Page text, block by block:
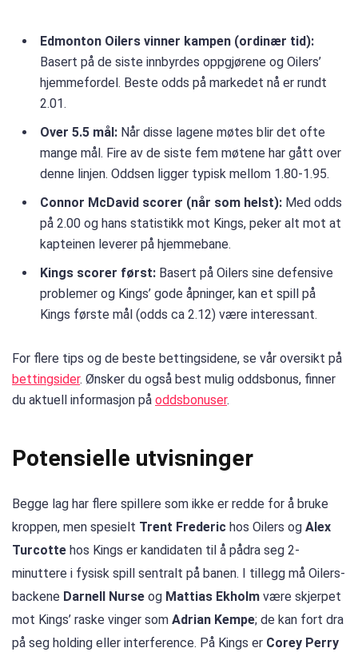
Edmonton Oilers vinner kampen (ordinær tid):
Basert på de siste innbyrdes oppgjørene og Oilers’
hjemmefordel. Beste odds på markedet nå er rundt
2.01.
Over 5.5 mål: Når disse lagene møtes blir det ofte
mange mål. Fire av de siste fem møtene har gått over
denne linjen. Oddsen ligger typisk mellom 1.80-1.95.
Connor McDavid scorer (når som helst): Med odds
på 2.00 og hans statistikk mot Kings, peker alt mot at
kapteinen leverer på hjemmebane.
Kings scorer først: Basert på Oilers sine defensive
problemer og Kings’ gode åpninger, kan et spill på
Kings første mål (odds ca 2.12) være interessant.
For flere tips og de beste bettingsidene, se vår oversikt på
bettingsider. Ønsker du også best mulig oddsbonus, finner
du aktuell informasjon på oddsbonuser.
Potensielle utvisninger
Begge lag har flere spillere som ikke er redde for å bruke
kroppen, men spesielt Trent Frederic hos Oilers og Alex
Turcotte hos Kings er kandidaten til å pådra seg 2-
minuttere i fysisk spill sentralt på banen. I tillegg må Oilers-
backene Darnell Nurse og Mattias Ekholm være skjerpet
mot Kings’ raske vinger som Adrian Kempe; de kan fort dra
på seg holding eller interference. På Kings er Corey Perry